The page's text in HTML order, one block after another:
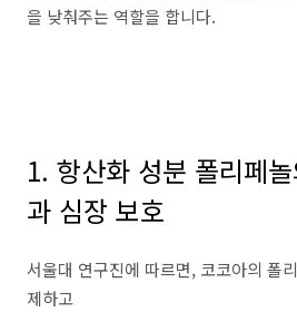
을 낮춰주는 역할을 합니다.
1. 항산화 성분 폴리페
과 심장 보호
서울대 연구진에 따르면, 코코아의 폴
제하고